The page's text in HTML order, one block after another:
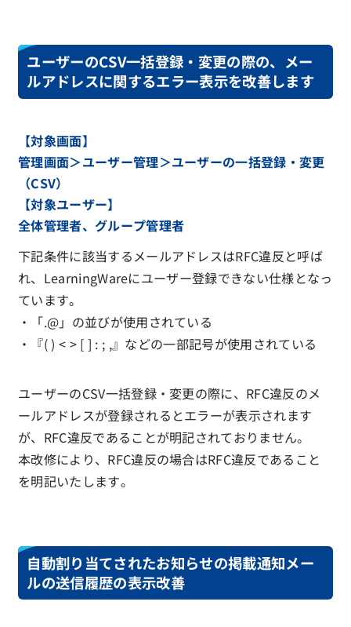
ユーザーのCSV一括登録・変更の際の、メー
ルアドレスに関するエラー表示を改善します
【対象画面】
管理画面＞ユーザー管理＞ユーザーの一括登録・変更
（CSV）
【対象ユーザー】
全体管理者、グループ管理者
下記条件に該当するメールアドレスはRFC違反と呼ば
れ、LearningWareにユーザー登録できない仕様となっ
ています。
・「.@」の並びが使用されている
・『( ) < > [ ] : ; ,』などの一部記号が使用されている
ユーザーのCSV一括登録・変更の際に、RFC違反のメ
ールアドレスが登録されるとエラーが表示されます
が、RFC違反であることが明記されておりません。
本改修により、RFC違反の場合はRFC違反であること
を明記いたします。
自動割り当てされたお知らせの掲載通知メー
ルの送信履歴の表示改善